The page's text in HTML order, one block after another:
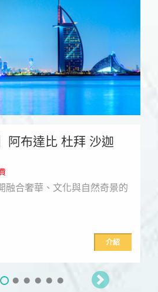
優惠3000
~米蘭 威尼斯 佛羅倫斯 羅馬 比薩